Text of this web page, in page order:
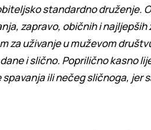
standardno druženje.
zapravo, običnih i
za uživanje u muževom
i slično. Poprilično kasno
ili nečeg sličnoga, jer